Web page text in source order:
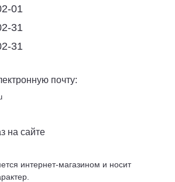
01
31
31
почту:
на сайте
интернет-магазином и носит